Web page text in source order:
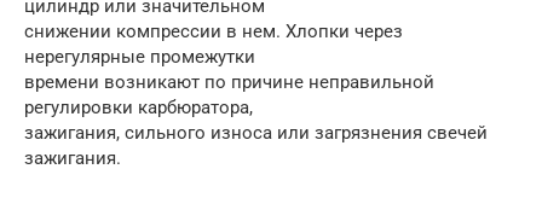
цилиндр или значительном
снижении компрессии в нем. Хлопки через
нерегулярные промежутки
времени возникают по причине неправильной
регулировки карбюратора,
зажигания, сильного износа или загрязнения свечей
зажигания.